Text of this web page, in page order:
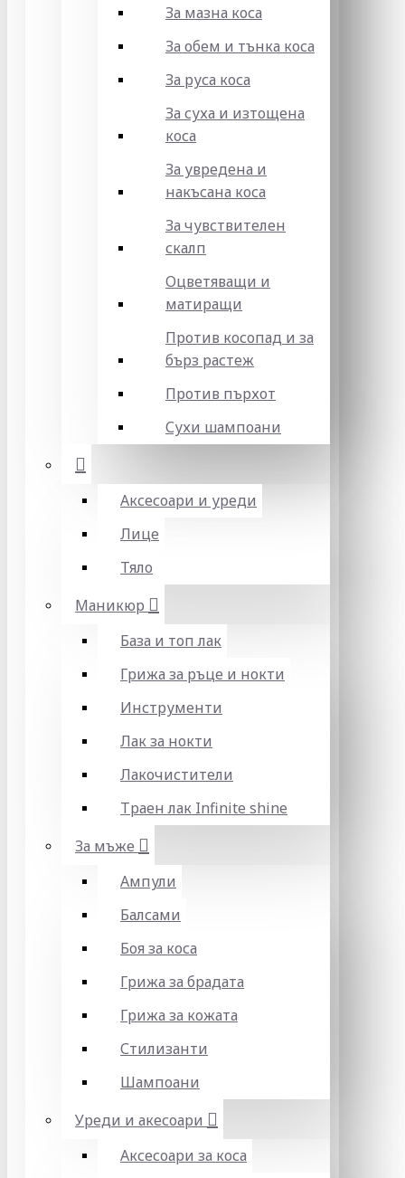
За мазна коса
За обем и тънка коса
За руса коса
За суха и изтощена
коса
За увредена и
накъсана коса
За чувствителен
скалп
Оцветяващи и
матиращи
Против косопад и за
бърз растеж
Против пърхот
Сухи шампоани
Аксесоари и уреди
Лице
Тяло
Маникюр
База и топ лак
Грижа за ръце и нокти
Инструменти
Лак за нокти
Лакочистители
Траен лак Infinite shine
За мъже
Ампули
Балсами
Боя за коса
Грижа за брадата
Грижа за кожата
Стилизанти
Шампоани
Уреди и акесоари
Аксесоари за коса